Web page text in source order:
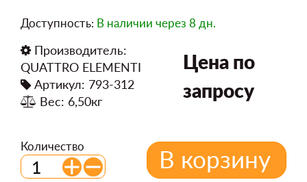
Доступность: В наличии через 8 дн.
Производитель:
QUATTRO ELEMENTI
Артикул: 793-312
Вес: 6,50кг
Цена по
запросу
Количество В корзину